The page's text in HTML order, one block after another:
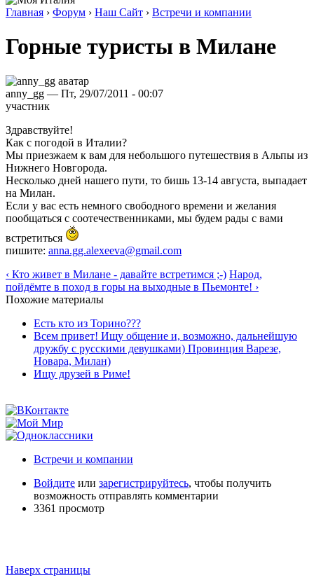
Главная › Форум › Наш Сайт › Встречи и компании
Горные туристы в Милане
anny_gg — Пт, 29/07/2011 - 00:07
участник
Здравствуйте!
Как с погодой в Италии?
Мы приезжаем к вам для небольшого путешествия в Альпы из
Нижнего Новгорода.
Несколько дней нашего пути, то бишь 13-14 августа, выпадает
на Милан.
Если у вас есть немного свободного времени и желания
пообщаться с соотечественниками, мы будем рады с вами
встретиться
пишите: anna.gg.alexeeva@gmail.com
‹ Кто живет в Милане - давайте встретимся ;-) Народ,
пойдёмте в поход в горы на выходные в Пьемонте! ›
Похожие материалы
Есть кто из Торино???
Всем привет! Ищу общение и, возможно, дальнейшую
дружбу с русскими девушками) Провинция Варезе,
Новара, Милан)
Ищу друзей в Риме!
Встречи и компании
Войдите или зарегистрируйтесь, чтобы получить
возможность отправлять комментарии
3361 просмотр
Наверх страницы